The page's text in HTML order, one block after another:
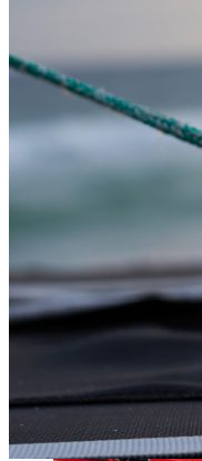
Un boîtier imprimé